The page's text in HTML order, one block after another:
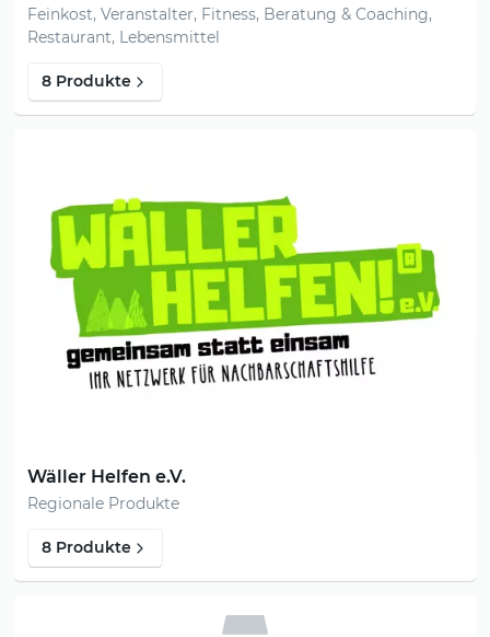
Feinkost, Veranstalter, Fitness, Beratung & Coaching,
Restaurant, Lebensmittel
8 Produkte
Wäller Helfen e.V.
Regionale Produkte
8 Produkte